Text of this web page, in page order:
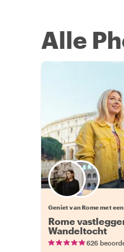
Alle
Kies
Geniet van Rome met
Rome
Wandeltocht
626